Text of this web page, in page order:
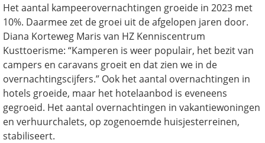
Het aantal kampeerovernachtingen groeide in 2023 met
10%. Daarmee zet de groei uit de afgelopen jaren door.
Diana Korteweg Maris van HZ Kenniscentrum
Kusttoerisme: “Kamperen is weer populair, het bezit van
campers en caravans groeit en dat zien we in de
overnachtingscijfers.” Ook het aantal overnachtingen in
hotels groeide, maar het hotelaanbod is eveneens
gegroeid. Het aantal overnachtingen in vakantiewoningen
en verhuurchalets, op zogenoemde huisjesterreinen,
stabiliseert.